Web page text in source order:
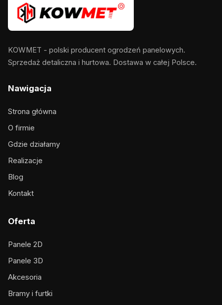
KOWMET - polski producent ogrodzeń panelowych.
Sprzedaż detaliczna i hurtowa. Dostawa w całej Polsce.
Nawigacja
Strona główna
O firmie
Gdzie działamy
Realizacje
Blog
Kontakt
Oferta
Panele 2D
Panele 3D
Akcesoria
Bramy i furtki